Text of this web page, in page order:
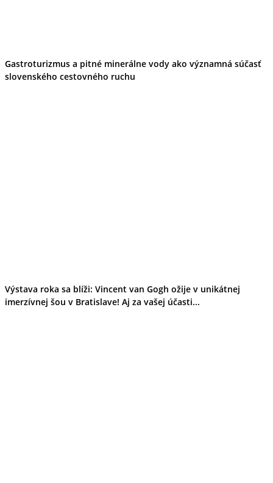
Gastroturizmus a pitné minerálne vody ako významná súčasť
slovenského cestovného ruchu
Výstava roka sa blíži: Vincent van Gogh ožije v unikátnej
imerzívnej šou v Bratislave! Aj za vašej účasti...